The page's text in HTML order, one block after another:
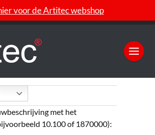
voor de Artitec webshop
met het
10.100 of 1870000):